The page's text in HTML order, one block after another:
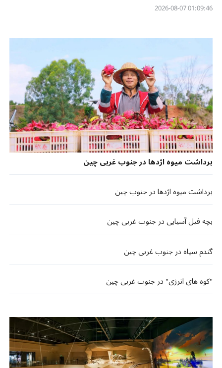
01:09:46 2026-08-07
برداشت میوه اژدها در جنوب غربی چین
برداشت میوه اژدها در جنوب چین
بچه فیل آسیایی در جنوب غربی چین
گندم سیاه در جنوب غربی چین
"کوه های انرژی" در جنوب غربی چین